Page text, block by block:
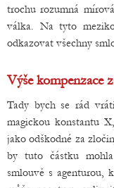
trochu rozumná
válka. Na tyto
odkazovat všechny
Výše kompenzace
Tady bych se rád
magickou konstantu
jako odškodné za
by tuto částku
smlouvě s agenturou,